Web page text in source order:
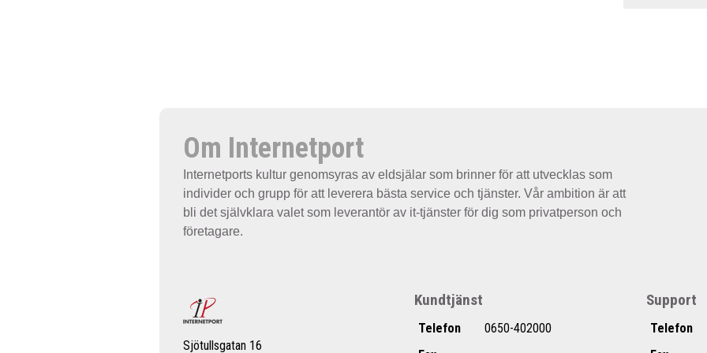
Om Internetport
Internetports kultur genomsyras av eldsjälar som brinner för att utvecklas som
individer och grupp för att leverera bästa service och tjänster. Vår ambition är att
bli det självklara valet som leverantör av it-tjänster för dig som privatperson och
företagare.
Sjötullsgatan 16
Kundtjänst
Telefon
0650-402000
Support
Telefon